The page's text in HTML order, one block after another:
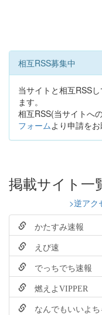
相互RSS募集中
当サイトと相互RSS
ます。
相互RSS(当サイトへ
フォームより申請をお
掲載サイト一
>逆アク
かたすみ速報
えび速
でっちでち速報
燃えよVIPPER
なんでもいいよち